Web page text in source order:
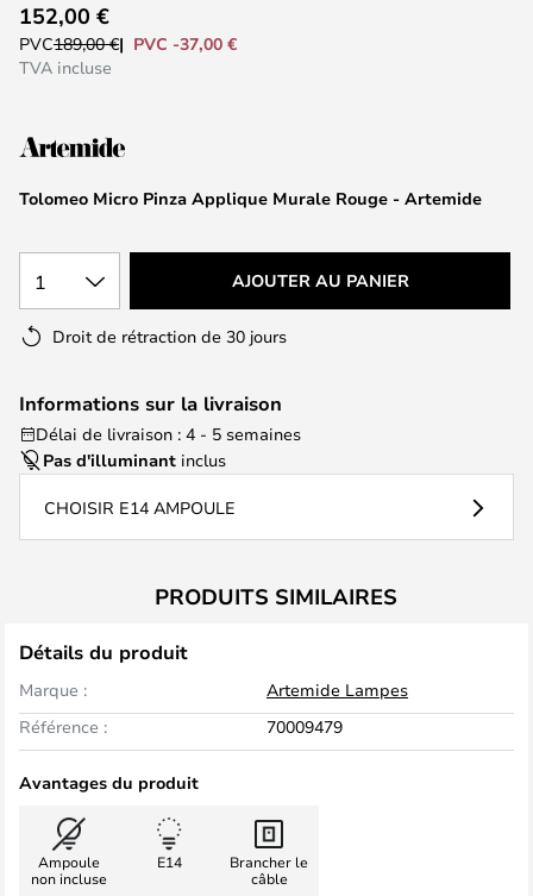
to
the
the
gallery
Tolomeo Micro Pinza Applique Murale Rouge - Artemide
152,00 €
PVC189,00 €
PVC -37,00 €
TVA incluse
1 AJOUTER AU PANIER
Droit de rétraction de 30 jours
Informations sur la livraison
Délai de livraison : 4 - 5 semaines
Pas d'illuminant inclus
CHOISIR E14 AMPOULE
PRODUITS SIMILAIRES
Détails du produit
Marque :
Artemide Lampes
Référence :
70009479
Avantages du produit
Ampoule
non incluse
E14
Brancher le
câble